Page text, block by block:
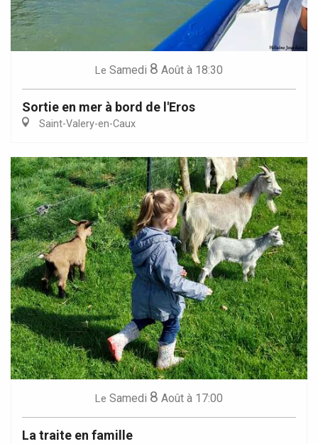
Le Samedi 8 Août à 18:30
Sortie en mer à bord de l'Eros
Saint-Valery-en-Caux
Le Samedi 8 Août à 17:00
La traite en famille